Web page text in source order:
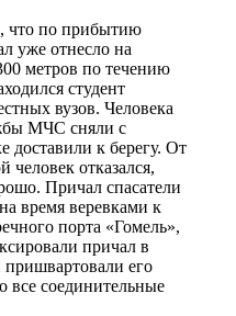
что по прибытию
уже отнесло на
метров по течению
студент
вузов. Человека
МЧС сняли с
доставили к берегу. От
отказался,
Причал спасатели
время веревками к
порта «Гомель»,
причал в
его
все соединительные